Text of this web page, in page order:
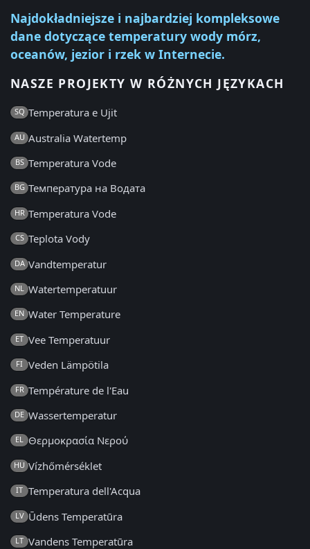
Najdokładniejsze i najbardziej kompleksowe
dane dotyczące temperatury wody mórz,
oceanów, jezior i rzek w Internecie.
NASZE PROJEKTY W RÓŻNYCH JĘZYKACH
SQ Temperatura e Ujit
AU Australia Watertemp
BS Temperatura Vode
BG Температура на Водата
HR Temperatura Vode
CS Teplota Vody
DA Vandtemperatur
NL Watertemperatuur
EN Water Temperature
ET Vee Temperatuur
FI Veden Lämpötila
FR Température de l'Eau
DE Wassertemperatur
EL Θερμοκρασία Νερού
HU Vízhőmérséklet
IT Temperatura dell'Acqua
LV Ūdens Temperatūra
LT Vandens Temperatūra